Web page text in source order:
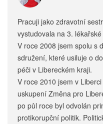
Pracuji jako zdravotní
vystudovala na 3.
V roce 2008 jsem spolu s
sdružení, které usiluje o
péči v Libereckém kraji.
V roce 2010 jsem v
uskupení Změna pro
po půl roce byl odvolán
protikorupční politik.